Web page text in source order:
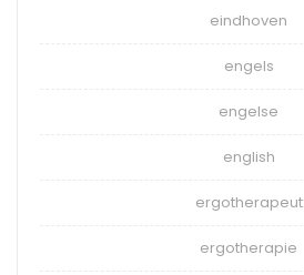
eindhoven
engels
engelse
english
ergotherapeut
ergotherapie